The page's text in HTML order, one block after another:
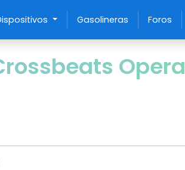
Gasolineras Foros
Opera